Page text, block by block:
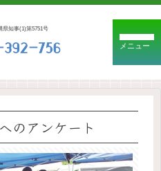
県知事(1)第5751号
メニュー
のアンケート